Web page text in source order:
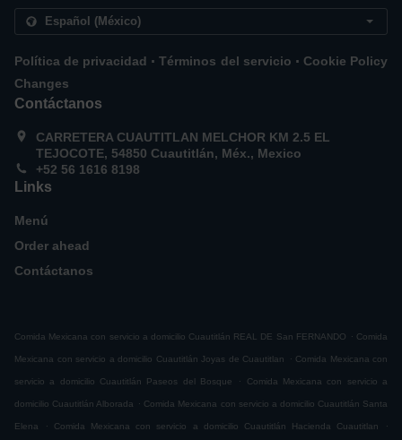
Política de privacidad . Términos del servicio . Cookie Policy
Changes
Contáctanos
CARRETERA CUAUTITLAN MELCHOR KM 2.5 EL
TEJOCOTE, 54850 Cuautitlán, Méx., Mexico
+52 56 1616 8198
Links
Menú
Order ahead
Contáctanos
Comida Mexicana con servicio a domicilio Cuautitlán REAL DE San FERNANDO . Comida
Mexicana con servicio a domicilio Cuautitlán Joyas de Cuautitlan . Comida Mexicana con
servicio a domicilio Cuautitlán Paseos del Bosque . Comida Mexicana con servicio a
domicilio Cuautitlán Alborada . Comida Mexicana con servicio a domicilio Cuautitlán Santa
Elena . Comida Mexicana con servicio a domicilio Cuautitlán Hacienda Cuautitlan .